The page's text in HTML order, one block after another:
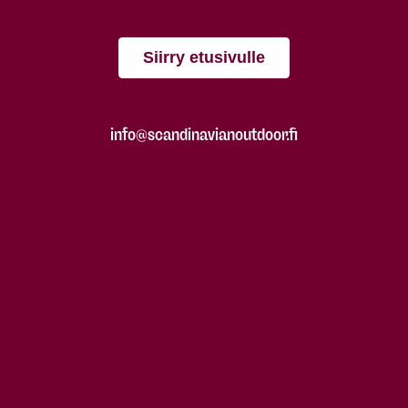
Siirry etusivulle
info@scandinavianoutdoor.fi